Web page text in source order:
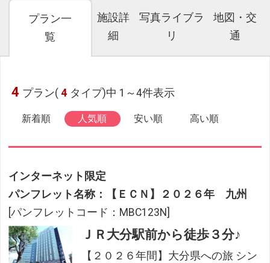
プラン一
覧
施設詳
細
写真ライブラ
リ
地図・交
通
4 プラン( 4 タイプ)中 1～4件表示
新着順 人気順 安い順 高い順
インターネット限定
パンフレット名称：【ＥＣＮ】２０２６年 九州
[パンフレットコード：MBC123N]
ＪＲ大分駅前から徒歩３分♪
【２０２６年間】大分県への旅 シン